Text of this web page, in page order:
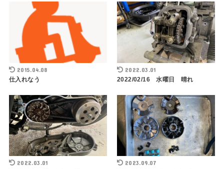
2015.04.08
仕入れなう
2022.03.01
2022/02/16 水曜日 晴れ
2022.03.01 2023.09.07